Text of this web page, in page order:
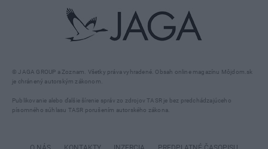
© JAGA GROUP a Zoznam. Všetky práva vyhradené. Obsah online magazínu Môjdom.sk
je chránený autorským zákonom.
Publikovanie alebo ďalšie šírenie správ zo zdrojov TASR je bez predchádzajúceho
písomného súhlasu TASR porušením autorského zákona.